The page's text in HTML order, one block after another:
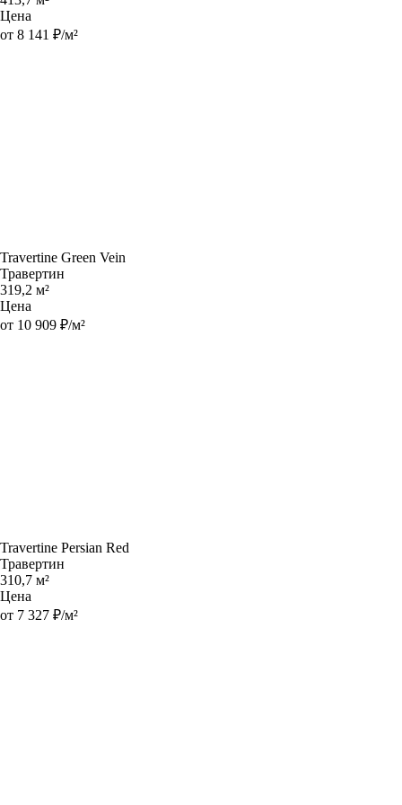
Цена
от 8 141 ₽/м²
Travertine Green Vein
Травертин
319,2 м²
Цена
от 10 909 ₽/м²
Travertine Persian Red
Травертин
310,7 м²
Цена
от 7 327 ₽/м²